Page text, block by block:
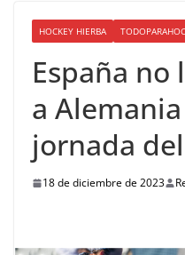
HOCKEY HIERBA
España
a
jornada
18 de diciembre de 2023